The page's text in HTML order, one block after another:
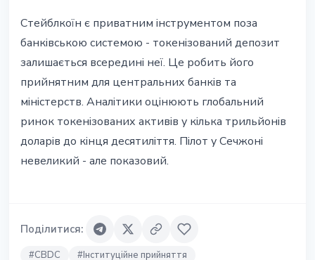
Стейблкоїн є приватним інструментом поза
банківською системою - токенізований депозит
залишається всередині неї. Це робить його
прийнятним для центральних банків та
міністерств. Аналітики оцінюють глобальний
ринок токенізованих активів у кілька трильйонів
доларів до кінця десятиліття. Пілот у Сечжоні
невеликий - але показовий.
Поділитися:
#CBDC #Інституційне прийняття